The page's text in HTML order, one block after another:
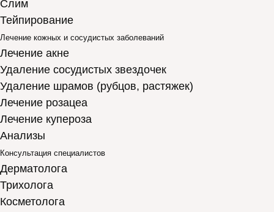
Слим
Тейпирование
Лечение кожных и сосудистых заболеваний
Лечение акне
Удаление сосудистых звездочек
Удаление шрамов (рубцов, растяжек)
Лечение розацеа
Лечение купероза
Анализы
Консультация специалистов
Дерматолога
Трихолога
Косметолога